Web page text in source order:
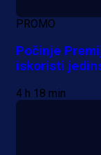
PROMO
Počinje
iskoristi
4 h 18 min